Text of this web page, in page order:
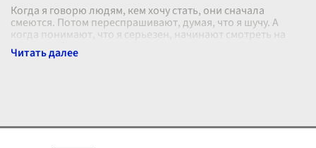
Когда я говорю людям, кем хочу стать, они сначала
смеются. Потом переспрашивают, думая, что я шучу. А
когда понимают, что я серьезен, начинают смотреть на
меня с любопытством, смеш